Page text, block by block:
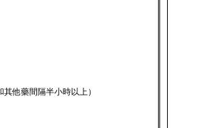
他藥間隔半小時以上）